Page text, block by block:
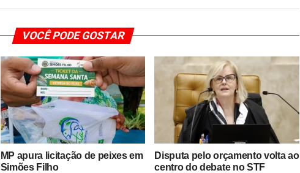
VOCÊ PODE GOSTAR
MP apura licitação de peixes em
Simões Filho
Disputa pelo orçamento volta ao
centro do debate no STF